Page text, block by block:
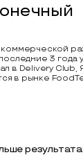
коммерческой
3 года
в Delivery Club,
в рынке